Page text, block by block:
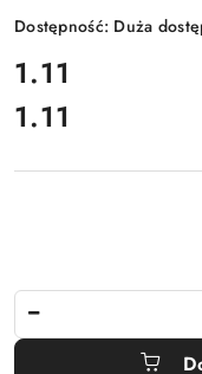
Dostępność: Duża
cena:
1.11
Cena:
1.11